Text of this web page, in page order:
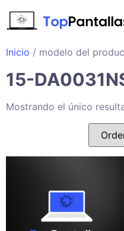
Inicio / modelo del
15-
Mostrando el único